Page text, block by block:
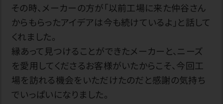
その時、メーカーの方が「以前工場に来た仲谷さん
からもらったアイデアは今も続けているよ」と話して
くれました。
縁あって見つけることができたメーカーと、ニーズ
を愛用してくださるお客様がいたからこそ、今回工
場を訪れる機会をいただけたのだと感謝の気持ち
でいっぱいになりました。